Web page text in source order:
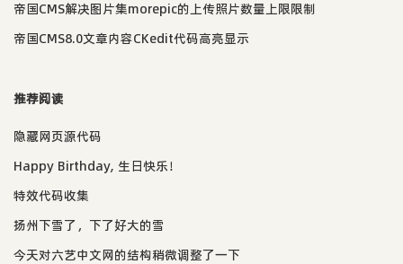
帝国CMS解决图片集morepic的上传照片数量上限限制
帝国CMS8.0文章内容CKedit代码高亮显示
推荐阅读
隐藏网页源代码
Happy Birthday, 生日快乐！
特效代码收集
扬州下雪了，下了好大的雪
今天对六艺中文网的结构稍微调整了一下